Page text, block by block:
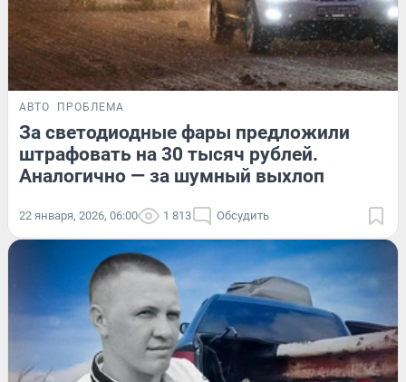
АВТО ПРОБЛЕМА
За светодиодные фары предложили
штрафовать на 30 тысяч рублей.
Аналогично — за шумный выхлоп
22 января, 2026, 06:00 1 813 Обсудить